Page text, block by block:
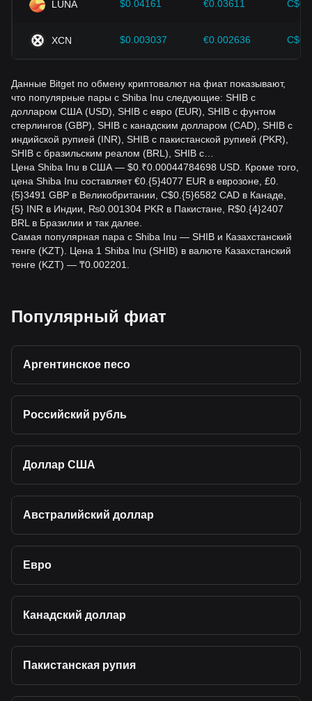
LUNA $0.04161 €0.03611
XCN $0.003037 €0.002636
Данные Bitget по обмену криптовалют на фиат показывают,
что популярные пары с Shiba Inu следующие: SHIB с
долларом США (USD), SHIB с евро (EUR), SHIB с фунтом
стерлингов (GBP), SHIB с канадским долларом (CAD), SHIB с
индийской рупией (INR), SHIB с пакистанской рупией (PKR),
SHIB с бразильским реалом (BRL), SHIB с…
Цена Shiba Inu в США — $0.₹0.00044784698 USD. Кроме того,
цена Shiba Inu составляет €0.{5}4077 EUR в еврозоне, £0.
{5}3491 GBP в Великобритании, C$0.{5}6582 CAD в Канаде,
{5} INR в Индии, ₨0.001304 PKR в Пакистане, R$0.{4}2407
BRL в Бразилии и так далее.
Самая популярная пара с Shiba Inu — SHIB и Казахстанский
тенге (KZT). Цена 1 Shiba Inu (SHIB) в валюте Казахстанский
тенге (KZT) — ₸0.002201.
Популярный фиат
Аргентинское песо
Российский рубль
Доллар США
Австралийский доллар
Евро
Канадский доллар
Пакистанская рупия